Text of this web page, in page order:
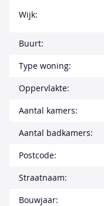
Wijk:
Buurt:
Type woning:
Oppervlakte:
Aantal kamers:
Aantal badkamers:
Postcode:
Straatnaam:
Bouwjaar: